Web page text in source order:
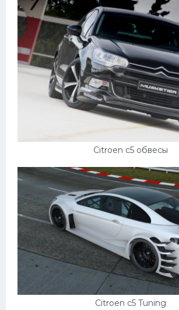
Citroen c5 обвесы
Citroen c5 Tuning
Поезда
Мотоциклы
Ямаха
Додж